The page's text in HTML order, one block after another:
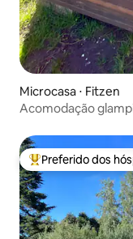
Microcasa ⋅ Fitzen
Acomodação
Entre os melhores
Preferido dos